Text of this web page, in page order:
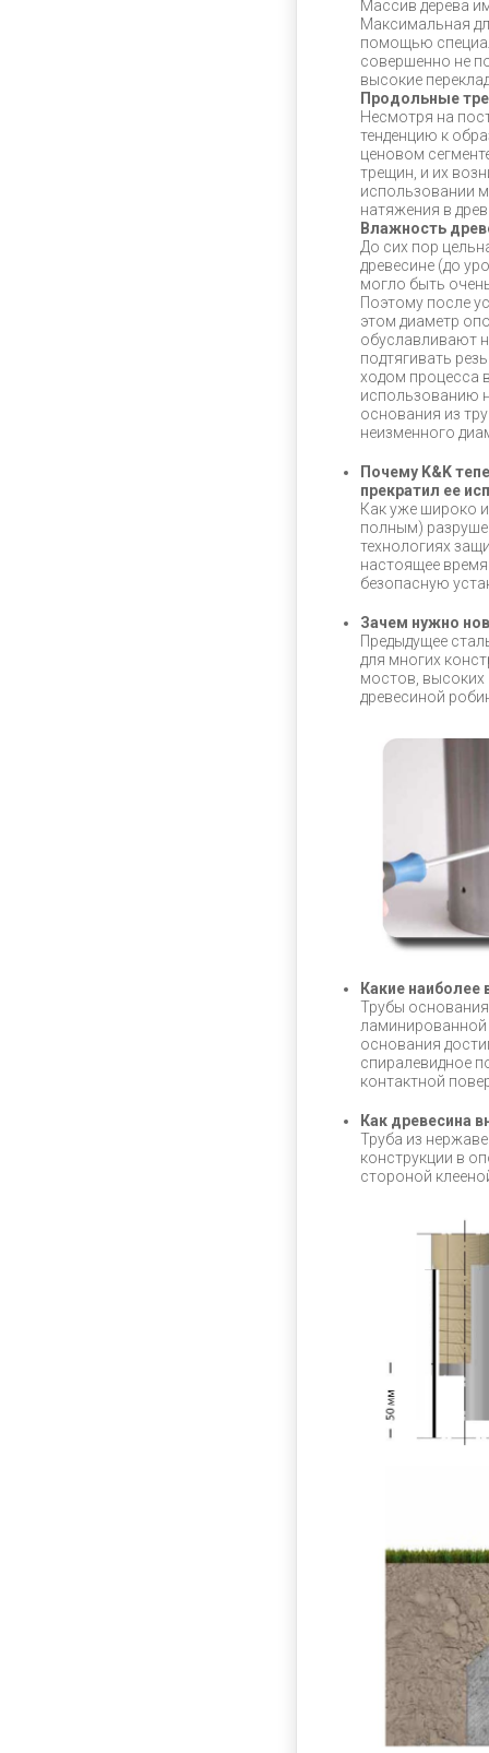
Массив дерева
Максимальная
помощью
совершенно не
высокие
Продольные
Несмотря на
тенденцию к
ценовом
трещин, и их
использовании
натяжения в
Влажность
До сих пор
древесине (до
могло быть
Поэтому после
этом диаметр
обуславливают
подтягивать
ходом процесса
использованию
основания из
неизменного
Почему K&K
прекратил ее
Как уже широко
полным)
технологиях
настоящее
безопасную
Зачем нужно
Предыдущее
для многих
мостов, высоких
древесиной
Какие
Трубы
ламинированной
основания
спиралевидное
контактной
Как древесина
Труба из
конструкции в
стороной